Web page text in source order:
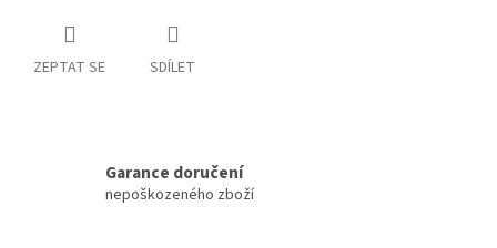
ZEPTAT SE SDÍLET
Garance doručení
nepoškozeného zboží